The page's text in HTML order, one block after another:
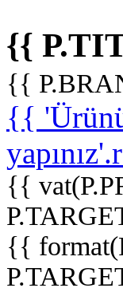
{{
{{
{{
{{
{{